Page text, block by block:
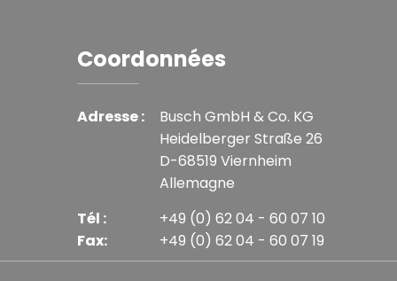
Coordonnées
Adresse :
Busch GmbH & Co. KG
Heidelberger Straße 26
D-68519 Viernheim
Allemagne
Tél :
Fax:
+49 (0) 62 04 - 60 07 10
+49 (0) 62 04 - 60 07 19